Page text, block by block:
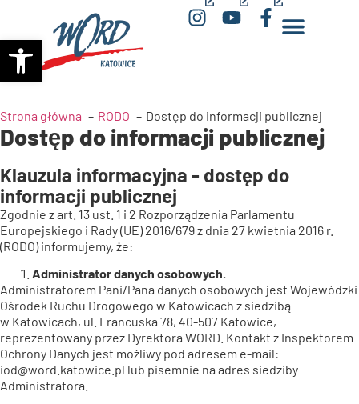
Otwórz pasek narzędzi
(opens(opens(opens
Strona główna RODO Dostęp do informacji publicznej
Dostęp do informacji publicznej
Klauzula informacyjna - dostęp do
informacji publicznej
Zgodnie z art. 13 ust. 1 i 2 Rozporządzenia Parlamentu
Europejskiego i Rady (UE) 2016/679 z dnia 27 kwietnia 2016 r.
(RODO) informujemy, że:
Administrator danych osobowych.
Administratorem Pani/Pana danych osobowych jest Wojewódzki
Ośrodek Ruchu Drogowego w Katowicach z siedzibą
w Katowicach, ul. Francuska 78, 40-507 Katowice,
reprezentowany przez Dyrektora WORD. Kontakt z Inspektorem
Ochrony Danych jest możliwy pod adresem e-mail:
iod@word.katowice.pl lub pisemnie na adres siedziby
Administratora.